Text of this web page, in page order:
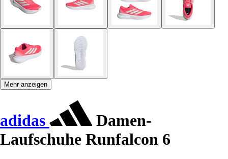
Mehr anzeigen
adidas
Damen-
Laufschuhe Runfalcon 6